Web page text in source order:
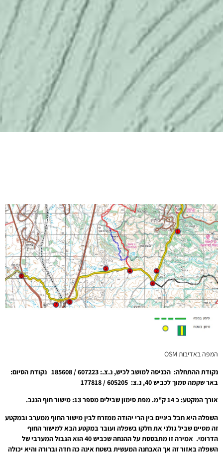
המפה באדיבות OSM
נקודת ההתחלה: הכניסה למושב לכיש, נ.צ.: 607223 / 185608 נקודת הסיום:
באר שקמה סמוך לכביש 40, נ.צ: 605205 / 177818
אורך המקטע: כ 14 ק"מ. מפת סימון שבילים מספר 13: מישור חוף הנגב.
השפלה היא חבל ביניים בין הרי יהודה ממזרח לבין מישור החוף ממערב ובמקטע
זה מסיים שביל גולני את חלקו בשפלה ועובר במקטע הבא למישור החוף
הדרומי. אמירה זו מתבססת על ההנחה שכביש 40 הוא הגבול המערבי של
השפלה באזור זה אך האבחנה המעשית בשטח אינה כה חדה וברורה והיא יכולה